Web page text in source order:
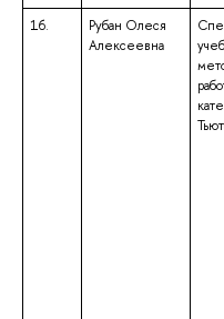
16.
Рубан Олеся
Алексеевна